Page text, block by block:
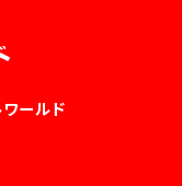
ールド